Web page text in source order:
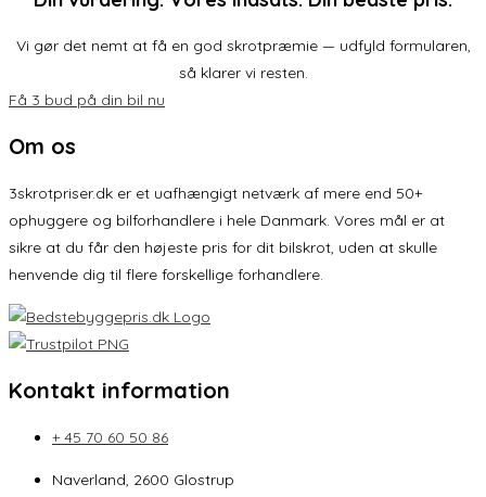
Vi gør det nemt at få en god skrotpræmie — udfyld formularen,
så klarer vi resten.
Få 3 bud på din bil nu
Om os
3skrotpriser.dk er et uafhængigt netværk af mere end 50+
ophuggere og bilforhandlere i hele Danmark. Vores mål er at
sikre at du får den højeste pris for dit bilskrot, uden at skulle
henvende dig til flere forskellige forhandlere.
Kontakt information
+ 45 70 60 50 86
Naverland, 2600 Glostrup